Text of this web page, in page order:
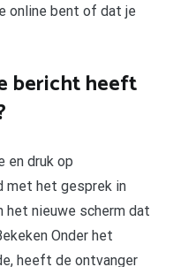
online bent of dat je
bericht heeft
en druk op
met het gesprek in
het nieuwe scherm dat
Onder het
heeft de ontvanger